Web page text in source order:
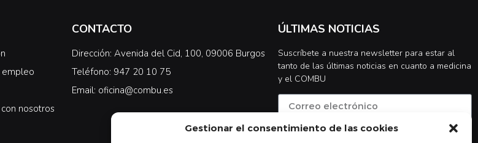
Gestionar el consentimiento de las cookies
empleo
nosotros
CONTACTO
Dirección: Avenida del Cid, 100, 09006 Burgos
Teléfono: 947 20 10 75
Email: oficina@combu.es
ÚLTIMAS NOTICIAS
Suscríbete a nuestra newsletter para estar al
tanto de las últimas noticias en cuanto a medicina
y el COMBU
Acepto lapolítica de privacidad